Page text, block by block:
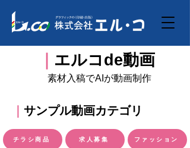
エルコde動画
​素材入稿でAIが動画制作
サンプル動画カテゴリ
チラシ商品 求人募集 ファッション